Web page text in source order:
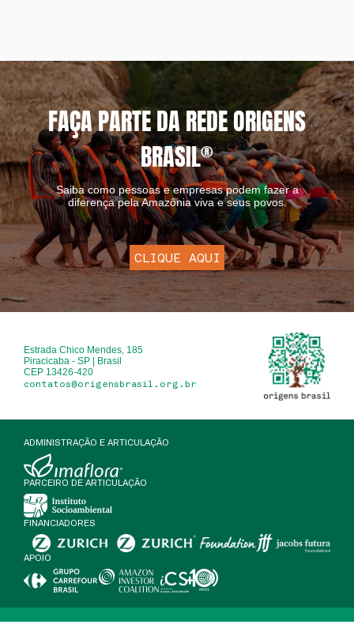
FAÇA PARTE DA REDE ORIGENS
BRASIL®
Saiba como pessoas e empresas podem fazer a
diferença pela Amazônia viva e seus povos.
CLIQUE AQUI
Estrada Chico Mendes, 185
Piracicaba - SP | Brasil
CEP 13426-420
contatos@origensbrasil.org.br
ADMINISTRAÇÃO E ARTICULAÇÃO
PARCEIRO DE ARTICULAÇÃO
FINANCIADORES
APOIO